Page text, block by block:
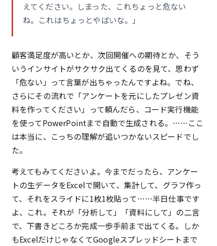
えてください。しまった、これちょっと危ない
ね。これはちょっとやばいな。」
顧客満足度が高いとか、次回開催への期待とか、そう
いうインサイトがサクサク出てくるのを見て、思わず
「危ない」って言葉が出ちゃったんですよね。でね、
さらにその流れで「アンケートを元にしたプレゼン資
料を作ってください」って頼んだら、コード実行機能
を使ってPowerPointまで自動で生成される。……ここ
は本当に、こっちの理解が追いつかないスピードでし
た。
考えてもみてくださいよ。今までだったら、アンケー
トの生データをExcelで開いて、集計して、グラフ作っ
て、それをスライドに1枚1枚貼って……半日仕事です
よ、これ。それが「分析して」「資料にして」の二言
で、下書きどころか完成一歩手前まで出てくる。しか
もExcelだけじゃなくてGoogleスプレッドシートまで